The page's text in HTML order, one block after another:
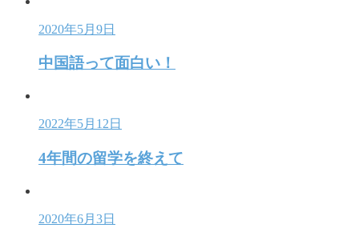
2020年5月9日
中国語って面白い！
2022年5月12日
4年間の留学を終えて
2020年6月3日